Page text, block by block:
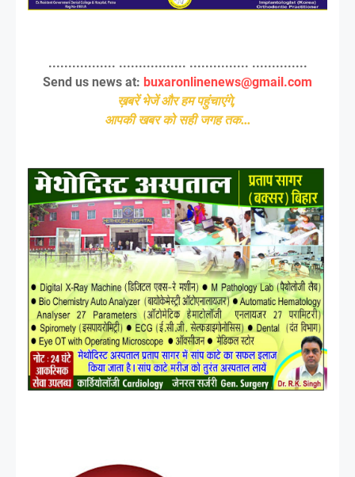
................. ................. ............... ..............
Send us news at: buxaronlinenews@gmail.com
ख़बरें भेजें और हम पहुंचाएंगे,
आपकी खबर को सही जगह तक...